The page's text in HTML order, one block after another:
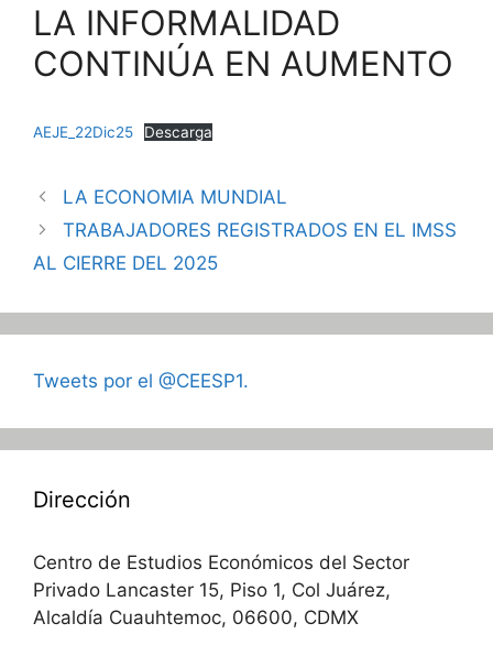
LA INFORMALIDAD
CONTINÚA EN AUMENTO
AEJE_22Dic25 Descarga
LA ECONOMIA MUNDIAL
TRABAJADORES REGISTRADOS EN EL IMSS
AL CIERRE DEL 2025
Tweets por el @CEESP1.
Dirección
Centro de Estudios Económicos del Sector
Privado Lancaster 15, Piso 1, Col Juárez,
Alcaldía Cuauhtemoc, 06600, CDMX